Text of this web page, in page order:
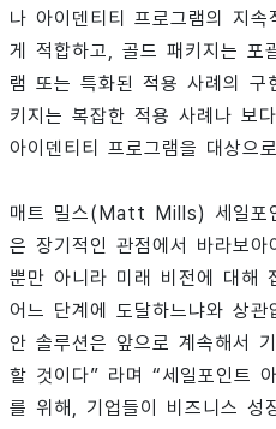
나 아이덴티티 프로그램의 지
게 적합하고, 골드 패키지는 포
램 또는 특화된 적용 사례의 구
키지는 복잡한 적용 사례나 보
아이덴티티 프로그램을 대상으
매트 밀스(Matt Mills) 세일포
은 장기적인 관점에서 바라보
뿐만 아니라 미래 비전에 대해
어느 단계에 도달하느냐와 상
안 솔루션은 앞으로 계속해서
할 것이다” 라며 “세일포인트
를 위해, 기업들이 비즈니스 성